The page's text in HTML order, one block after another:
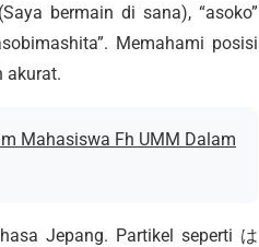
bermain di sana), “asoko”
Memahami posisi
akurat.
Mahasiswa Fh UMM Dalam
Jepang. Partikel seperti は